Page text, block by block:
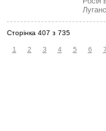
Сторінка 407 з 735
1 2 3 4 5 6 7